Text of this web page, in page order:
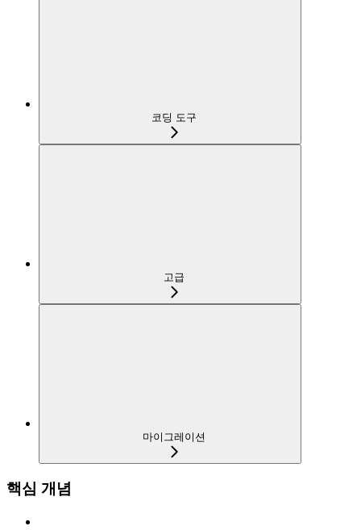
코딩 도구
고급
마이그레이션
핵심 개념